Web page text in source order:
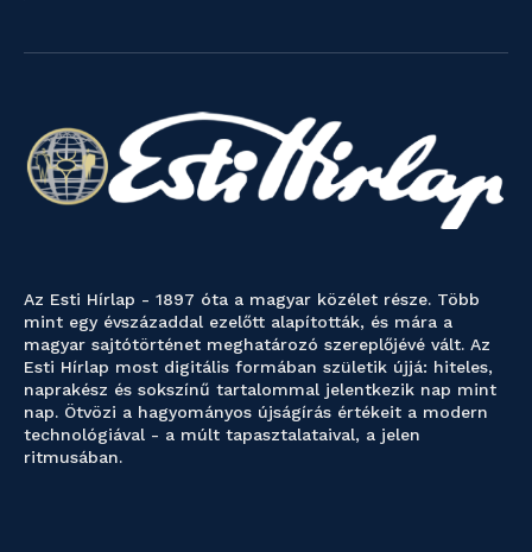
Az Esti Hírlap - 1897 óta a magyar közélet része. Több
mint egy évszázaddal ezelőtt alapították, és mára a
magyar sajtótörténet meghatározó szereplőjévé vált. Az
Esti Hírlap most digitális formában születik újjá: hiteles,
naprakész és sokszínű tartalommal jelentkezik nap mint
nap. Ötvözi a hagyományos újságírás értékeit a modern
technológiával - a múlt tapasztalataival, a jelen
ritmusában.